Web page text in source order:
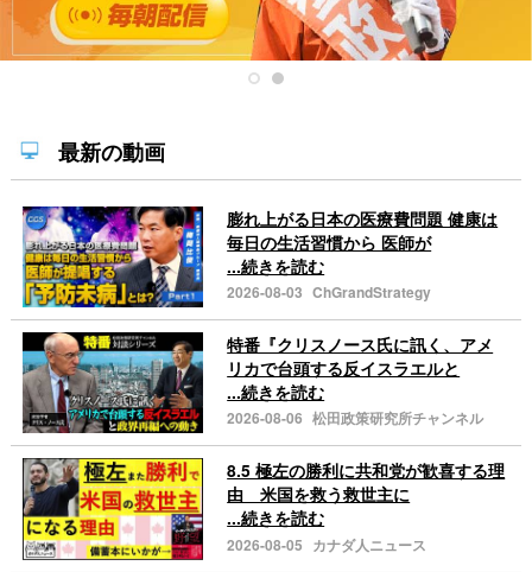
研修・ツアーに参加
最新の動画
膨れ上がる日本の医療費問題 健康は
毎日の生活習慣から 医師が
...続きを読む
2026-08-03 ChGrandStrategy
特番『クリスノース氏に訊く、アメ
リカで台頭する反イスラエルと
...続きを読む
2026-08-06 松田政策研究所チャンネル
8.5 極左の勝利に共和党が歓喜する理
由 米国を救う救世主に
...続きを読む
2026-08-05 カナダ人ニュース